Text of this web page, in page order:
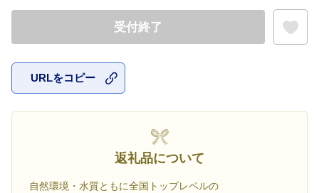
受付終了
URLをコピー
返礼品について
自然環境・水質ともに全国トップレベルの